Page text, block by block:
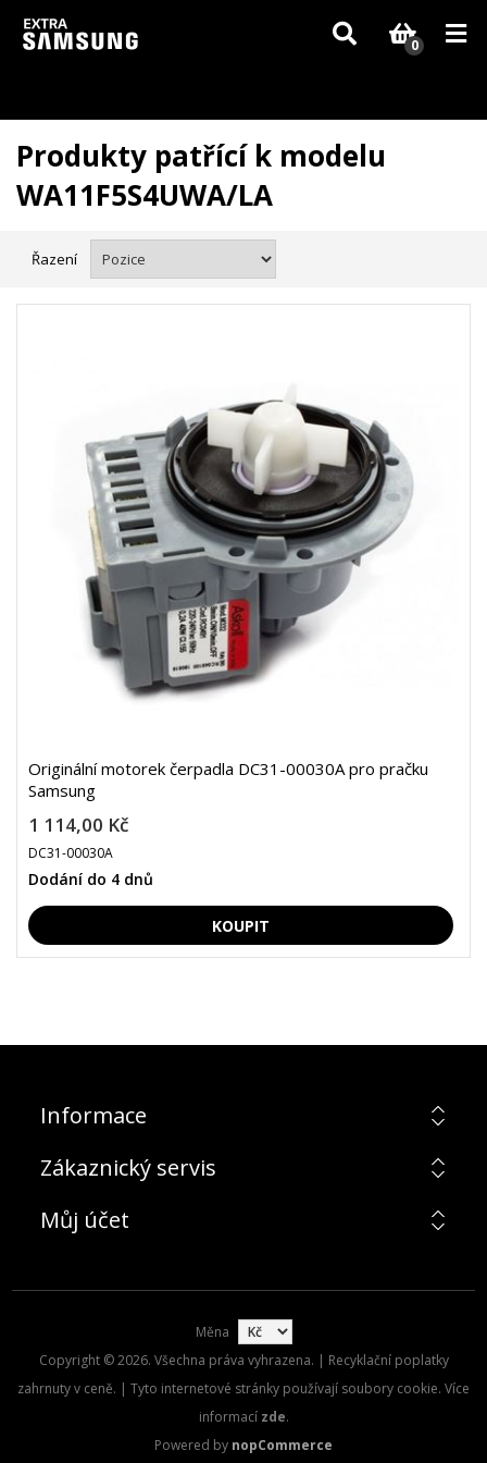
Vzhledem k aktuální situaci se může dodání dílů, které nejsou skladem,
zpozdit. Děkujeme za pochopení.
0
Produkty patřící k modelu
WA11F5S4UWA/LA
Řazení
Originální motorek čerpadla DC31-00030A pro pračku
Samsung
1 114,00 Kč
DC31-00030A
Dodání do 4 dnů
Informace
Zákaznický servis
Můj účet
Měna
Copyright © 2026. Všechna práva vyhrazena. | Recyklační poplatky
zahrnuty v ceně. | Tyto internetové stránky používají soubory cookie. Více
informací zde.
Powered by nopCommerce